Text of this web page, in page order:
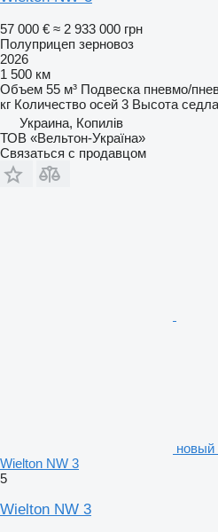
57 000 € ≈ 2 933 000 грн
Полуприцеп зерновоз
2026
1 500 км
Объем 55 м³ Подвеска пневмо/
кг Количество осей 3 Высота седла
Украина, Копилів
ТОВ «Вельтон-Україна»
Связаться с продавцом
новый
Wielton NW 3
5
Wielton NW 3